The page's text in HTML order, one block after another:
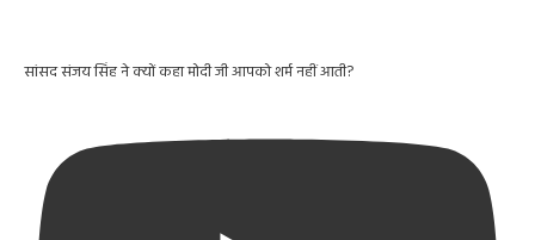
सांसद संजय सिंह ने क्यों कहा मोदी जी आपको शर्म नहीं आती?